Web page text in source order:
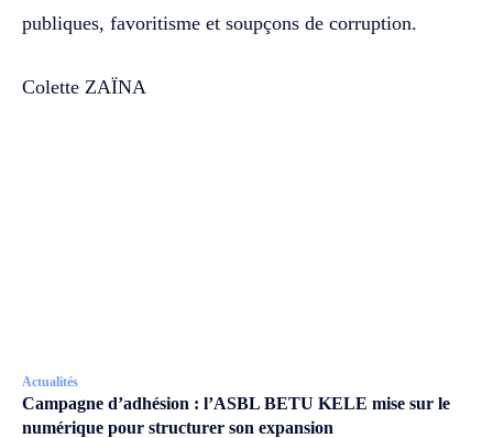
publiques, favoritisme et soupçons de corruption.
Colette ZAÏNA
Actualités
Campagne d’adhésion : l’ASBL BETU KELE mise sur le
numérique pour structurer son expansion